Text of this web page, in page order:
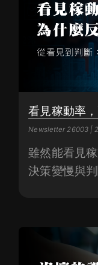
看見稼動率
Newsletter 26003 |
雖然能看見
決策變慢與